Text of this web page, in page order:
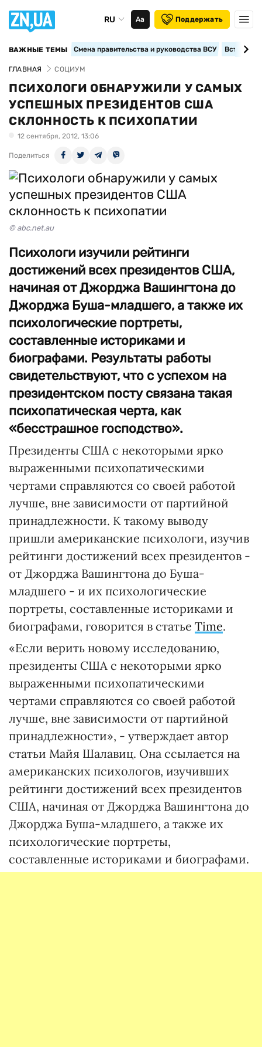
RU Аа Поддержать
ВАЖНЫЕ ТЕМЫ Смена правительства и руководства ВСУ
ГЛАВНАЯ СОЦИУМ
ПСИХОЛОГИ ОБНАРУЖИЛИ У САМЫХ
УСПЕШНЫХ ПРЕЗИДЕНТОВ США
СКЛОННОСТЬ К ПСИХОПАТИИ
12 сентября, 2012, 13:06
Поделиться
© abc.net.au
Психологи изучили рейтинги
достижений всех президентов США,
начиная от Джорджа Вашингтона до
Джорджа Буша-младшего, а также их
психологические портреты,
составленные историками и
биографами. Результаты работы
свидетельствуют, что с успехом на
президентском посту связана такая
психопатическая черта, как
«бесстрашное господство».
Президенты США с некоторыми ярко
выраженными психопатическими
чертами справляются со своей работой
лучше, вне зависимости от партийной
принадлежности. К такому выводу
пришли американские психологи, изучив
рейтинги достижений всех президентов -
от Джорджа Вашингтона до Буша-
младшего - и их психологические
портреты, составленные историками и
биографами, говорится в статье Time.
«Если верить новому исследованию,
президенты США с некоторыми ярко
выраженными психопатическими
чертами справляются со своей работой
лучше, вне зависимости от партийной
принадлежности», - утверждает автор
статьи Майя Шалавиц. Она ссылается на
американских психологов, изучивших
рейтинги достижений всех президентов
США, начиная от Джорджа Вашингтона до
Джорджа Буша-младшего, а также их
психологические портреты,
составленные историками и биографами.